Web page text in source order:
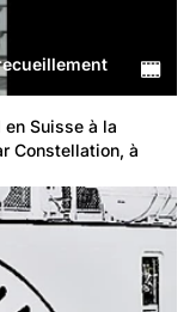
Suisse à la
Constellation, à